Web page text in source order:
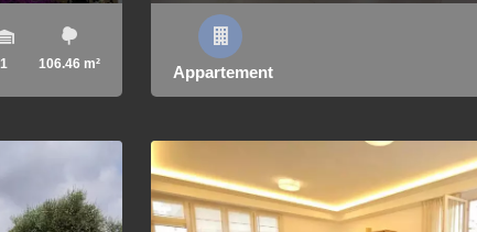
1 106.46 m² Appartement